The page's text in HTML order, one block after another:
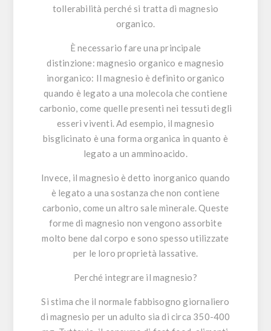
tollerabilità perché si tratta di magnesio
organico.
È necessario fare una principale
distinzione: magnesio organico e magnesio
inorganico: Il magnesio è definito organico
quando è legato a una molecola che contiene
carbonio, come quelle presenti nei tessuti degli
esseri viventi. Ad esempio, il magnesio
bisglicinato è una forma organica in quanto è
legato a un amminoacido.
Invece, il magnesio è detto inorganico quando
è legato a una sostanza che non contiene
carbonio, come un altro sale minerale. Queste
forme di magnesio non vengono assorbite
molto bene dal corpo e sono spesso utilizzate
per le loro proprietà lassative.
Perché integrare il magnesio?
Si stima che il normale fabbisogno giornaliero
di magnesio per un adulto sia di circa 350-400